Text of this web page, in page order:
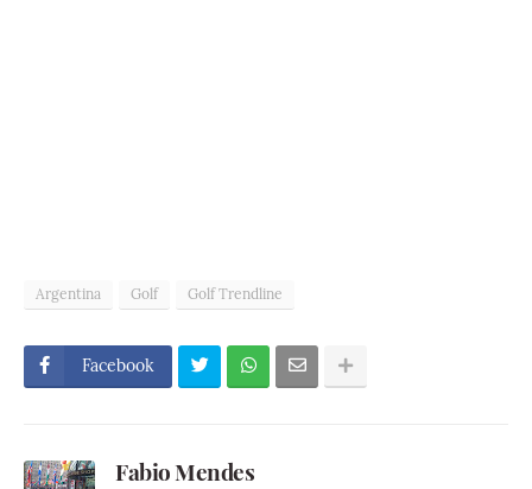
Argentina Golf Golf Trendline
Facebook
Fabio Mendes